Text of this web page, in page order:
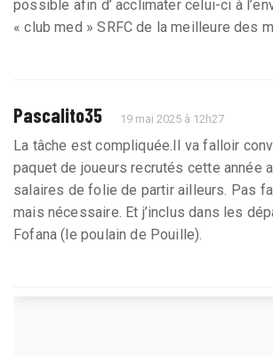
possible afin d’ acclimater celui-ci à
« club med » SRFC de la meilleure des
Pascalito35 19 mai 2025 à 12h27
La tâche est compliquée.Il va falloir
paquet de joueurs recrutés cette année
salaires de folie de partir ailleurs. Pas
mais nécessaire. Et j’inclus dans les
Fofana (le poulain de Pouille).